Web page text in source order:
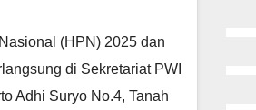
(HPN) 2025 dan
di Sekretariat PWI
Adhi Suryo No.4, Tanah